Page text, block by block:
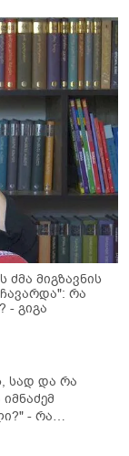
ძმა მიგზავნის
ჩავარდა": რა
- გიგა
სად და რა
- რა
იმნაძის